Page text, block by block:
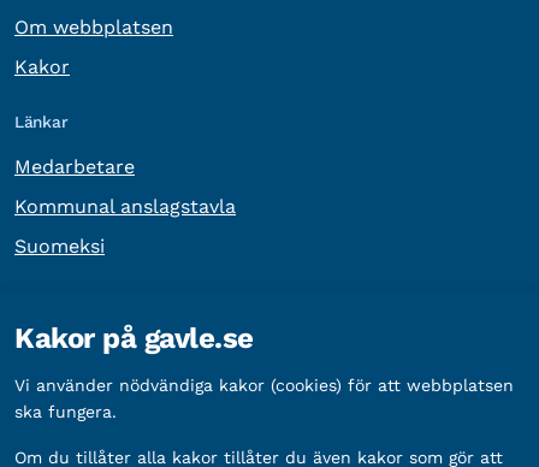
Om webbplatsen
Kakor
Länkar
Medarbetare
Kommunal anslagstavla
Suomeksi
Organisationsnummer: 212000-2338
Bankgironummer: 5888-2333
Kakor på gavle.se
Vi använder nödvändiga kakor (cookies) för att webbplatsen
ska fungera.
Om du tillåter alla kakor tillåter du även kakor som gör att